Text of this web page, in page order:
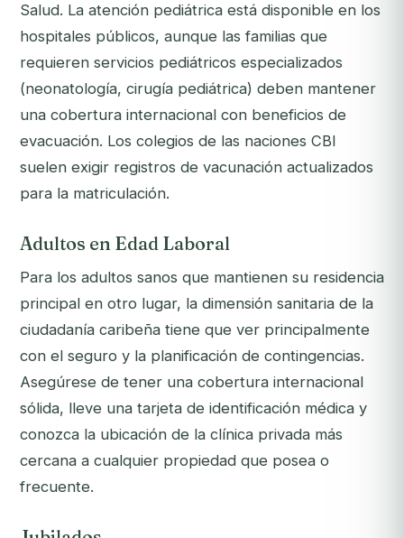
Salud. La atención pediátrica está disponible en los
hospitales públicos, aunque las familias que
requieren servicios pediátricos especializados
(neonatología, cirugía pediátrica) deben mantener
una cobertura internacional con beneficios de
evacuación. Los colegios de las naciones CBI
suelen exigir registros de vacunación actualizados
para la matriculación.
Adultos en Edad Laboral
Para los adultos sanos que mantienen su residencia
principal en otro lugar, la dimensión sanitaria de la
ciudadanía caribeña tiene que ver principalmente
con el seguro y la planificación de contingencias.
Asegúrese de tener una cobertura internacional
sólida, lleve una tarjeta de identificación médica y
conozca la ubicación de la clínica privada más
cercana a cualquier propiedad que posea o
frecuente.